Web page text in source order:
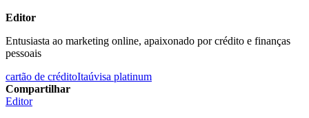
Editor
Entusiasta ao marketing online, apaixonado por crédito e finanças
pessoais
cartão de créditoItaúvisa platinum
Compartilhar
Editor